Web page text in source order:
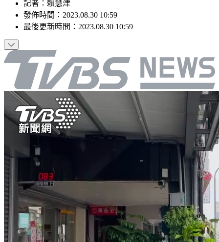
記者：賴慧津
發佈時間：2023.08.30 10:59